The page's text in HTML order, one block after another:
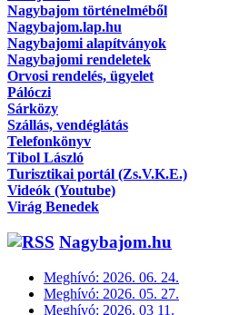
Nagybajom történelméből
Nagybajom.lap.hu
Nagybajomi alapítványok
Nagybajomi rendeletek
Orvosi rendelés, ügyelet
Pálóczi
Sárközy
Szállás, vendéglátás
Telefonkönyv
Tibol László
Turisztikai portál (Zs.V.K.E.)
Videók (Youtube)
Virág Benedek
Nagybajom.hu
Meghívó: 2026. 06. 24.
Meghívó: 2026. 05. 27.
Meghívó: 2026. 03 11.